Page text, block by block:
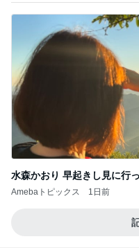
水森かおり 早起きし見に行
Amebaトピックス 1日前